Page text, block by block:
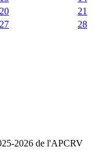
20
21
27
28